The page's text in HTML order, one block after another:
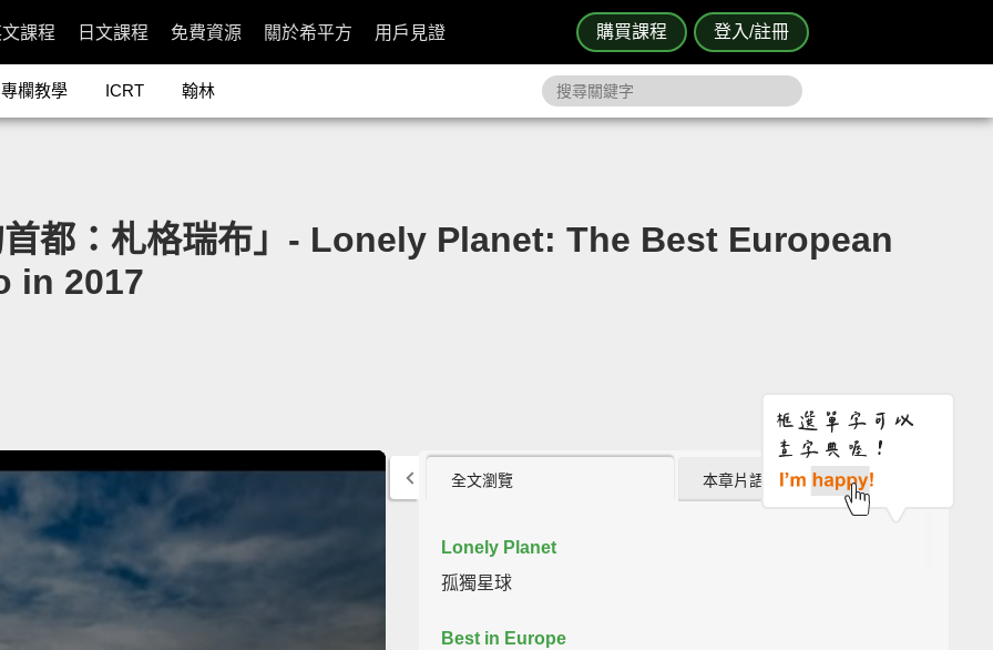
購買課程 登入/註冊
課程 日文課程 免費資源 關於希平方 用戶見證
專欄教學 ICRT 翰林
首都：札格瑞布」- Lonely Planet: The Best European
in 2017
全文瀏覽 本章片語 (1)
Lonely Planet
孤獨星球
Best in Europe